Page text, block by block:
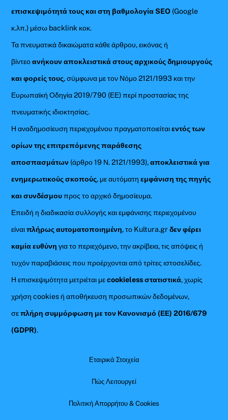
επισκεψιμότητά τους και στη βαθμολογία SEO (Google
κ.λπ.) μέσω backlink κοκ.
Τα πνευματικά δικαιώματα κάθε άρθρου, εικόνας ή
βίντεοανήκουν αποκλειστικά στους αρχικούς δημιουργούς
και φορείς τους, σύμφωνα με τον Νόμο 2121/1993 και την
Ευρωπαϊκή Οδηγία 2019/790 (ΕΕ) περί προστασίας της
πνευματικής ιδιοκτησίας.
Η αναδημοσίευση περιεχομένου πραγματοποιείταιεντός των
ορίων της επιτρεπόμενης παράθεσης
αποσπασμάτων (άρθρο 19 Ν. 2121/1993),αποκλειστικά για
ενημερωτικούς σκοπούς, με αυτόματηεμφάνιση της πηγής
και συνδέσμουπρος το αρχικό δημοσίευμα.
Επειδή η διαδικασία συλλογής και εμφάνισης περιεχομένου
είναιπλήρως αυτοματοποιημένη, το Kultura.grδεν φέρει
καμία ευθύνη για το περιεχόμενο, την ακρίβεια, τις απόψεις ή
τυχόν παραβιάσεις που προέρχονται από τρίτες ιστοσελίδες.
Η επισκεψιμότητα μετριέται μεcookieless στατιστικά, χωρίς
χρήση cookies ή αποθήκευση προσωπικών δεδομένων,
σεπλήρη συμμόρφωση με τον Κανονισμό (ΕΕ) 2016/679
(GDPR).
Εταιρικά Στοιχεία
Πώς Λειτουργεί
Πολιτική Απορρήτου & Cookies